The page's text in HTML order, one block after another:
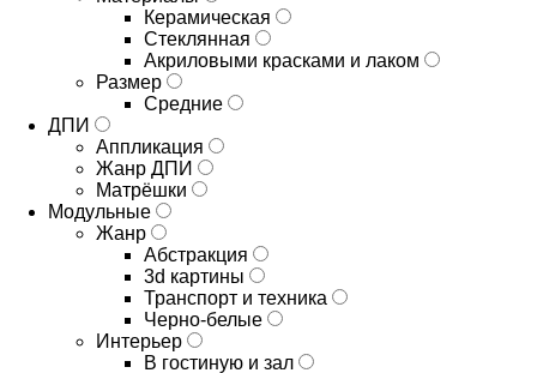
Керамическая
Стеклянная
Акриловыми красками и лаком
Размер
Средние
ДПИ
Аппликация
Жанр ДПИ
Матрёшки
Модульные
Жанр
Абстракция
3d картины
Транспорт и техника
Черно-белые
Интерьер
В гостиную и зал